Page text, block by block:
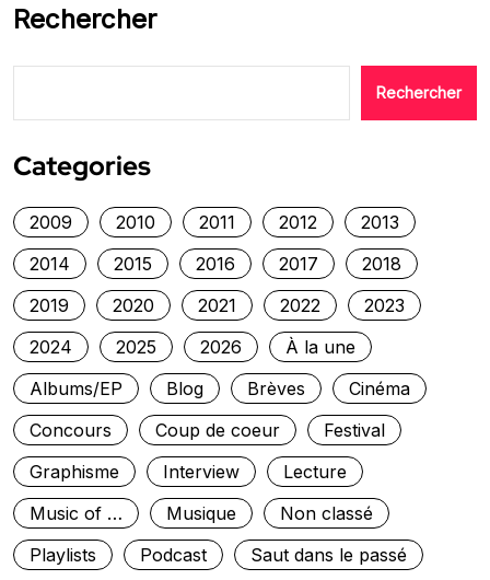
Rechercher
Rechercher
Categories
2009 2010 2011 2012
2013
2014
2015 2016 2017
2018
2019
2020 2021 2022
2023
2024
2025 2026
À la une
Albums/EP
Blog Brèves
Cinéma
Concours
Coup de coeur
Festival
Graphisme
Interview
Lecture
Music of …
Musique
Non classé
Playlists
Podcast
Saut dans le passé